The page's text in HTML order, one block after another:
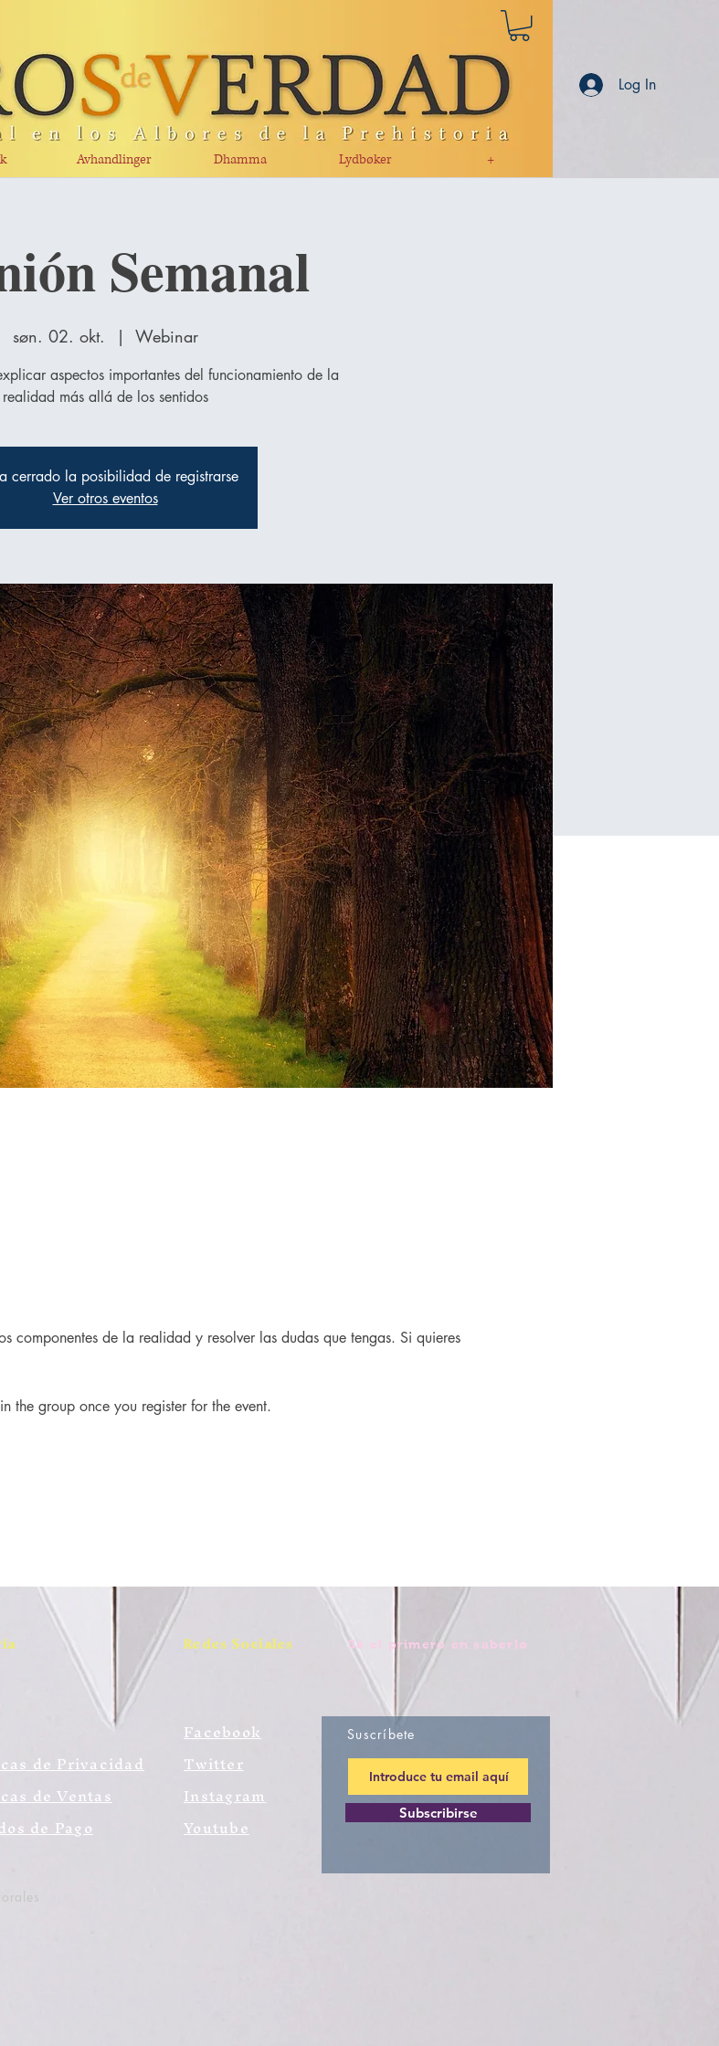
Avhandlinger Dhamma Lydbøker +
Log In
Semanal
søn. 02. okt.
  |
Webinar
aspectos importantes del funcionamiento de la
realidad más allá de los sentidos
cerrado la posibilidad de registrarse
Ver otros eventos
componentes de la realidad y resolver las dudas que tengas. Si quieres
the group once you register for the event.
Redes Sociales Sé el primero en saberlo
de Privacidad
de Ventas
de Pago
Facebook
Twitter
Instagram
Youtube
Suscríbete
Subscribirse